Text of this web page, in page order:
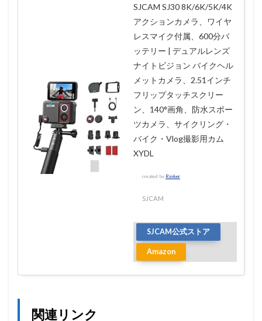
SJCAM SJ30 8K/6K/5K/4K
アクションカメラ、ワイヤ
レスマイク付属、600分バ
ッテリー | デュアルレンズ
ナイトビジョン バイクヘル
メットカメラ、2.51インチ
フリップタッチスクリー
ン、140°画角、防水スポー
ツカメラ、サイクリング・
バイク・Vlog撮影用カム
XYDL
created by Rinker
SJCAM
SJCAM公式ストア
Amazon
関連リンク